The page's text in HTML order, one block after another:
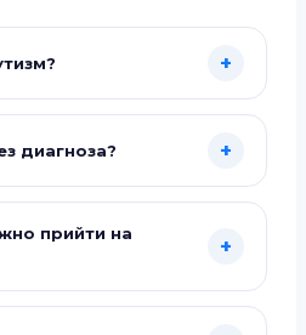
+
диагноза? +
прийти на
+